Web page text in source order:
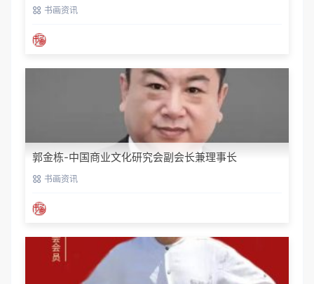
书画资讯
郭金栋-中国商业文化研究会副会长兼理事长
书画资讯